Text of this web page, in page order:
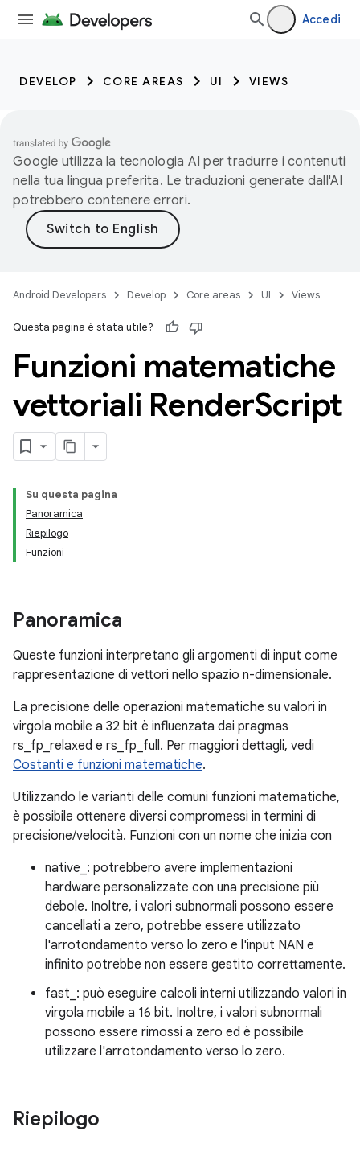
Accedi
DEVELOP CORE AREAS UI VIEWS
Google utilizza la tecnologia AI per tradurre i contenuti
nella tua lingua preferita. Le traduzioni generate dall'AI
potrebbero contenere errori.
Android Developers Develop Core areas UI Views
Questa pagina è stata utile?
Funzioni matematiche
vettoriali RenderScript
Su questa pagina
Panoramica
Riepilogo
Funzioni
Panoramica
Queste funzioni interpretano gli argomenti di input come
rappresentazione di vettori nello spazio n-dimensionale.
La precisione delle operazioni matematiche su valori in
virgola mobile a 32 bit è influenzata dai pragmas
rs_fp_relaxed e rs_fp_full. Per maggiori dettagli, vedi
Costanti e funzioni matematiche.
Utilizzando le varianti delle comuni funzioni matematiche,
è possibile ottenere diversi compromessi in termini di
precisione/velocità. Funzioni con un nome che inizia con
native_: potrebbero avere implementazioni
hardware personalizzate con una precisione più
debole. Inoltre, i valori subnormali possono essere
cancellati a zero, potrebbe essere utilizzato
l'arrotondamento verso lo zero e l'input NAN e
infinito potrebbe non essere gestito correttamente.
fast_: può eseguire calcoli interni utilizzando valori in
virgola mobile a 16 bit. Inoltre, i valori subnormali
possono essere rimossi a zero ed è possibile
utilizzare l'arrotondamento verso lo zero.
Riepilogo